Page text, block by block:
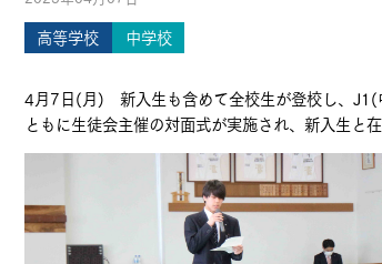
高等学校 中学校
4月7日(月) 新入生も含めて全校生が登校し、
ともに生徒会主催の対面式が実施され、新入生と
沿革
大学合格実績
制服紹介
特進コース／進学コース
先輩たちの声・生徒たちの声
Aコース／Bコース
先輩たちの声・生徒たちの声